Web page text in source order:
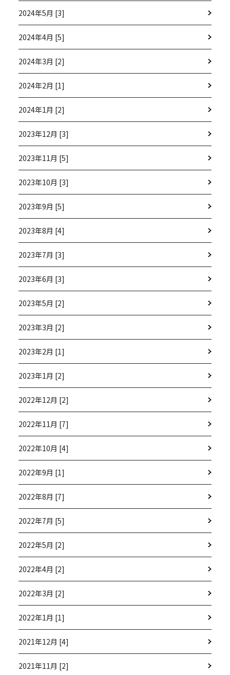
2024年5月 [3]
2024年4月 [5]
2024年3月 [2]
2024年2月 [1]
2024年1月 [2]
2023年12月 [3]
2023年11月 [5]
2023年10月 [3]
2023年9月 [5]
2023年8月 [4]
2023年7月 [3]
2023年6月 [3]
2023年5月 [2]
2023年3月 [2]
2023年2月 [1]
2023年1月 [2]
2022年12月 [2]
2022年11月 [7]
2022年10月 [4]
2022年9月 [1]
2022年8月 [7]
2022年7月 [5]
2022年5月 [2]
2022年4月 [2]
2022年3月 [2]
2022年1月 [1]
2021年12月 [4]
2021年11月 [2]